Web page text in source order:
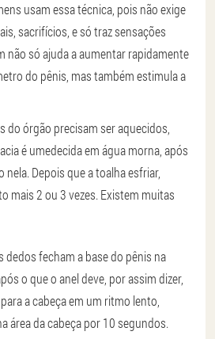
usam essa técnica, pois não exige
sacrifícios, e só traz sensações
não só ajuda a aumentar rapidamente
do pênis, mas também estimula a
do órgão precisam ser aquecidos,
é umedecida em água morna, após
nela. Depois que a toalha esfriar,
mais 2 ou 3 vezes. Existem muitas
dedos fecham a base do pênis na
o que o anel deve, por assim dizer,
a cabeça em um ritmo lento,
área da cabeça por 10 segundos.